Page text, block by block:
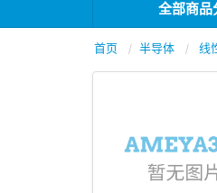
全部商品
首页 半导体 线